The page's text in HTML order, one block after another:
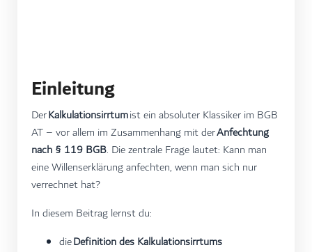
Einleitung
DerKalkulationsirrtumist ein absoluter Klassiker im BGB
AT – vor allem im Zusammenhang mit derAnfechtung
nach § 119 BGB. Die zentrale Frage lautet: Kann man
eine Willenserklärung anfechten, wenn man sich nur
verrechnet hat?
In diesem Beitrag lernst du:
dieDefinition des Kalkulationsirrtums